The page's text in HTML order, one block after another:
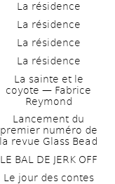
La résidence
La résidence
La résidence
La résidence
La sainte et le
coyote — Fabrice
Reymond
Lancement du
premier numéro de
la revue Glass Bead
LE BAL DE JERK OFF
Le jour des contes